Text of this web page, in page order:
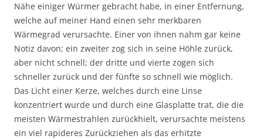
Nähe einiger Würmer gebracht habe, in einer Entfernung,
welche auf meiner Hand einen sehr merkbaren
Wärmegrad verursachte. Einer von ihnen nahm gar keine
Notiz davon; ein zweiter zog sich in seine Höhle zurück,
aber nicht schnell; der dritte und vierte zogen sich
schneller zurück und der fünfte so schnell wie möglich.
Das Licht einer Kerze, welches durch eine Linse
konzentriert wurde und durch eine Glasplatte trat, die die
meisten Wärmestrahlen zurückhielt, verursachte meistens
ein viel rapideres Zurückziehen als das erhitzte